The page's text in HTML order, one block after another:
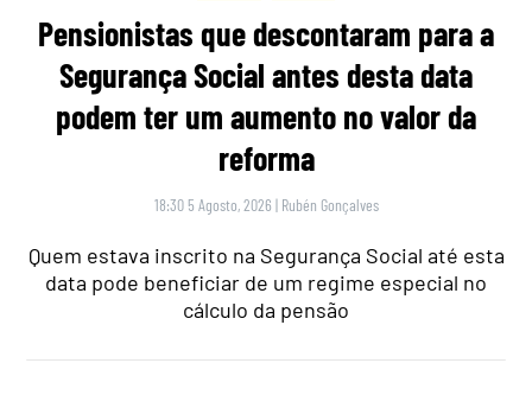
Pensionistas que descontaram para a
Segurança Social antes desta data
podem ter um aumento no valor da
reforma
18:30 5 Agosto, 2026 | Rubén Gonçalves
Quem estava inscrito na Segurança Social até esta
data pode beneficiar de um regime especial no
cálculo da pensão